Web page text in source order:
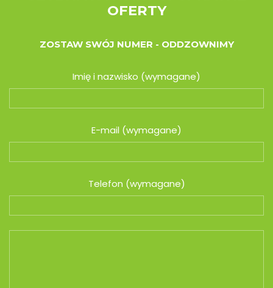
OFERTY
ZOSTAW SWÓJ NUMER - ODDZOWNIMY
Imię i nazwisko (wymagane)
E-mail (wymagane)
Telefon (wymagane)